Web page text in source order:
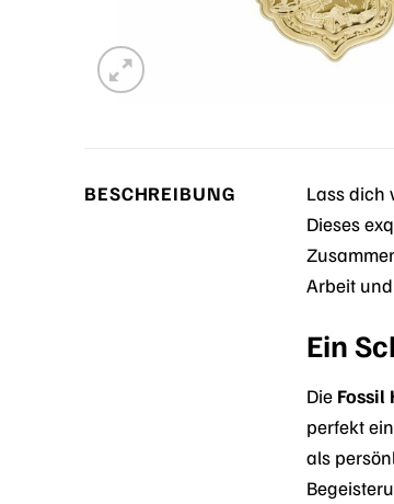
BESCHREIBUNG Lass dich
Dieses
Arbeit
Ein
Die Fossil
perfekt
als